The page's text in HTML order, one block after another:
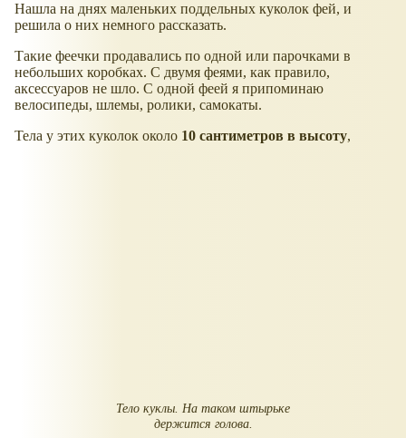
Нашла на днях маленьких поддельных куколок фей, и
решила о них немного рассказать.
Такие феечки продавались по одной или парочками в
небольших коробках. С двумя феями, как правило,
аксессуаров не шло. С одной феей я припоминаю
велосипеды, шлемы, ролики, самокаты.
Тела у этих куколок около 10 сантиметров в высоту,
Тело куклы. На таком штырьке
держится голова.